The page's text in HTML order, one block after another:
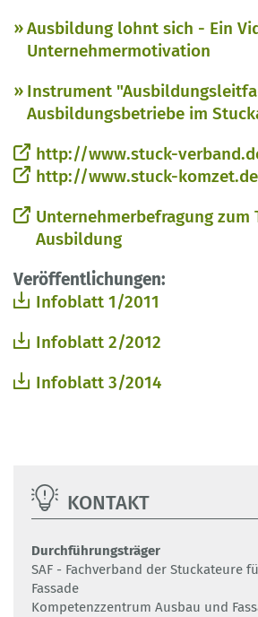
Ausbildung lohnt sich - Ein
Unternehmermotivation
Instrument
Ausbildungsbetriebe im
http://www.stuck-
http://www.stuck-
Unternehmerbefragung zum
Ausbildung
Veröffentlichungen:
Infoblatt 1/2011
Infoblatt 2/2012
Infoblatt 3/2014
KONTAKT
Durchführungsträger
SAF - Fachverband der Stuckateure
Fassade
Kompetenzzentrum Ausbau und